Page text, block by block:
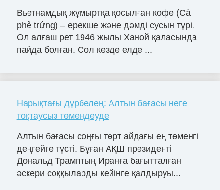
Вьетнамдық жұмыртқа қосылған кофе (Cà
phê trứng) – ерекше және дәмді сусын түрі.
Ол алғаш рет 1946 жылы Ханой қаласында
пайда болған. Сол кезде елде ...
Нарықтағы дүрбелең: Алтын бағасы неге
тоқтаусыз төмендеуде
Алтын бағасы соңғы төрт айдағы ең төменгі
деңгейге түсті. Бұған АҚШ президенті
Дональд Трамптың Иранға бағытталған
әскери соққыларды кейінге қалдыруы...